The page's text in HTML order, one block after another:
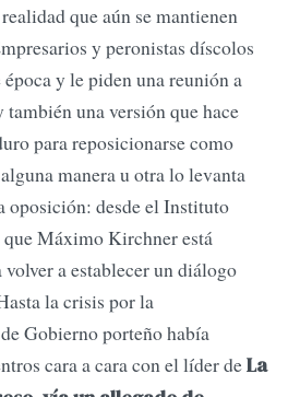
que aún se mantienen
y peronistas díscolos
y le piden una reunión a
una versión que hace
para reposicionarse como
manera u otra lo levanta
oposición: desde el Instituto
Máximo Kirchner está
a establecer un diálogo
la crisis por la
Gobierno porteño había
cara a cara con el líder deLa